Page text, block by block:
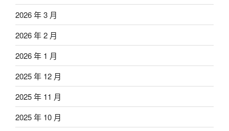
2026 年 3 月
2026 年 2 月
2026 年 1 月
2025 年 12 月
2025 年 11 月
2025 年 10 月